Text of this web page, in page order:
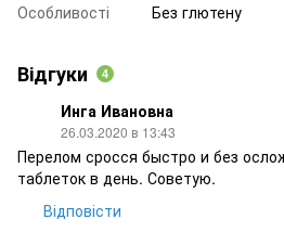
Особливості
Без глютену
Відгуки 4
Инга Ивановна
26.03.2020 в 13:43
Перелом сросся быстро и без
таблеток в день. Советую.
Відповісти